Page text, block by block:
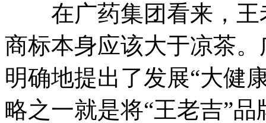
在广药集团看来，王
商标本身应该大于凉茶
明确地提出了发展“大健
略之一就是将“王老吉”